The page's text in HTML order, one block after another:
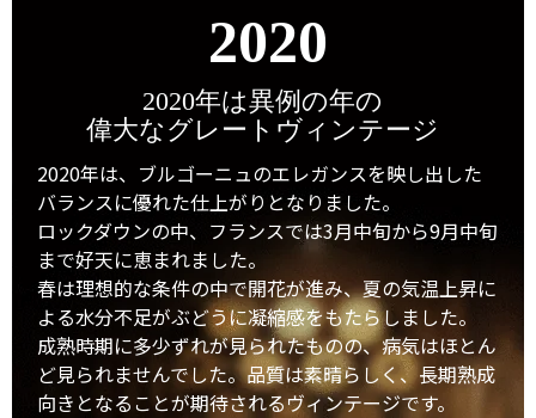
2020
2020年は異例の年の
偉大なグレートヴィンテージ
2020年は、ブルゴーニュのエレガンスを映し出した
バランスに優れた仕上がりとなりました。
ロックダウンの中、フランスでは3月中旬から9月中旬
まで好天に恵まれました。
春は理想的な条件の中で開花が進み、夏の気温上昇に
よる水分不足がぶどうに凝縮感をもたらしました。
成熟時期に多少ずれが見られたものの、病気はほとん
ど見られませんでした。品質は素晴らしく、長期熟成
向きとなることが期待されるヴィンテージです。